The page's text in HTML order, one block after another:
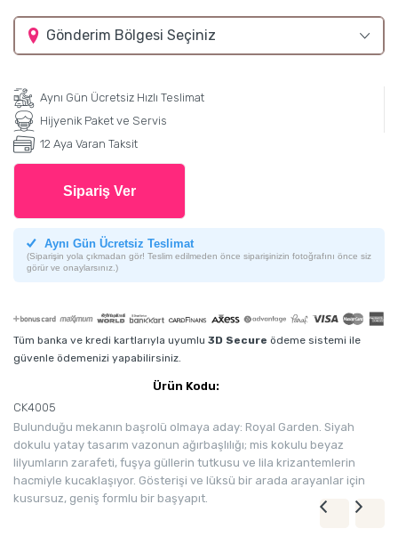
Gönderim Bölgesi Seçiniz
Aynı Gün Ücretsiz Hızlı Teslimat
Hijyenik Paket ve Servis
12 Aya Varan Taksit
Sipariş Ver
Aynı Gün Ücretsiz Teslimat
(Siparişin yola çıkmadan gör! Teslim edilmeden önce siparişinizin fotoğrafını önce siz
görür ve onaylarsınız.)
Tüm banka ve kredi kartlarıyla uyumlu 3D Secure ödeme sistemi ile
güvenle ödemenizi yapabilirsiniz.
Ürün Kodu:
CK4005
Bulunduğu mekanın başrolü olmaya aday: Royal Garden. Siyah
dokulu yatay tasarım vazonun ağırbaşlılığı; mis kokulu beyaz
lilyumların zarafeti, fuşya güllerin tutkusu ve lila krizantemlerin
hacmiyle kucaklaşıyor. Gösterişi ve lüksü bir arada arayanlar için
kusursuz, geniş formlu bir başyapıt.